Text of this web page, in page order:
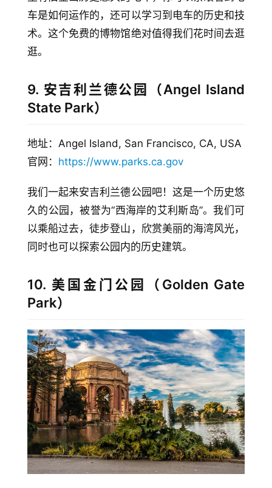
车是如何运作的，还可以学习到电车的历史和技
术。这个免费的博物馆绝对值得我们花时间去逛
逛。
9. 安吉利兰德公园（Angel Island
State Park）
地址：Angel Island, San Francisco, CA, USA
官网： https://www.parks.ca.gov
我们一起来安吉利兰德公园吧！这是一个历史悠
久的公园，被誉为“西海岸的艾利斯岛”。我们可
以乘船过去，徒步登山，欣赏美丽的海湾风光，
同时也可以探索公园内的历史建筑。
10. 美国金门公园（Golden Gate
Park）